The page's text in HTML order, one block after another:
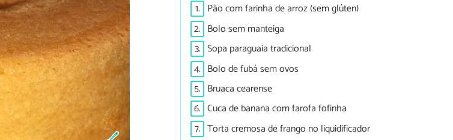
1. Pão com farinha de arroz (sem glúten)
2. Bolo sem manteiga
3. Sopa paraguaia tradicional
4. Bolo de fubá sem ovos
5. Bruaca cearense
6. Cuca de banana com farofa fofinha
7. Torta cremosa de frango no liquidificador